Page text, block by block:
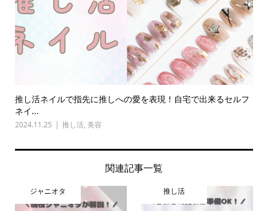
推し活ネイルで指先に推しへの愛を表現！自宅で出来るセルフ
ネイ...
2024.11.25 推し活, 美容
関連記事一覧
ジャニオタ 推し活